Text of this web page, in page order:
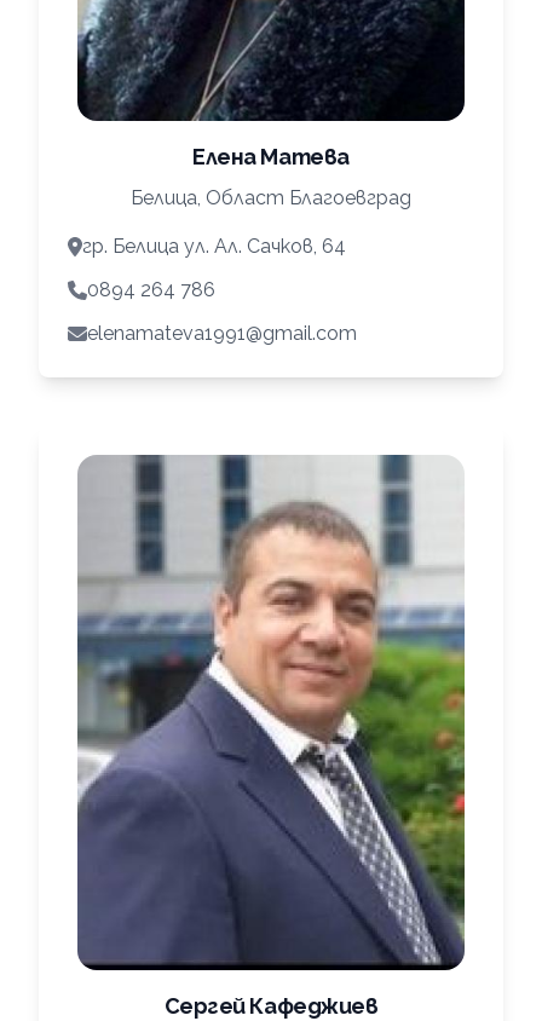
Елена Матева
Белица, Област Благоевград
гр. Белица ул. Ал. Сачков, 64
0894 264 786
elenamateva1991@gmail.com
Сергей Кафеджиев